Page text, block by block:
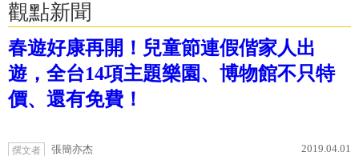
觀點新聞
春遊好康再開！兒童節連假偕家人出
遊，全台14項主題樂園、博物館不只特
價、還有免費！
撰文者 張簡亦杰 2019.04.01